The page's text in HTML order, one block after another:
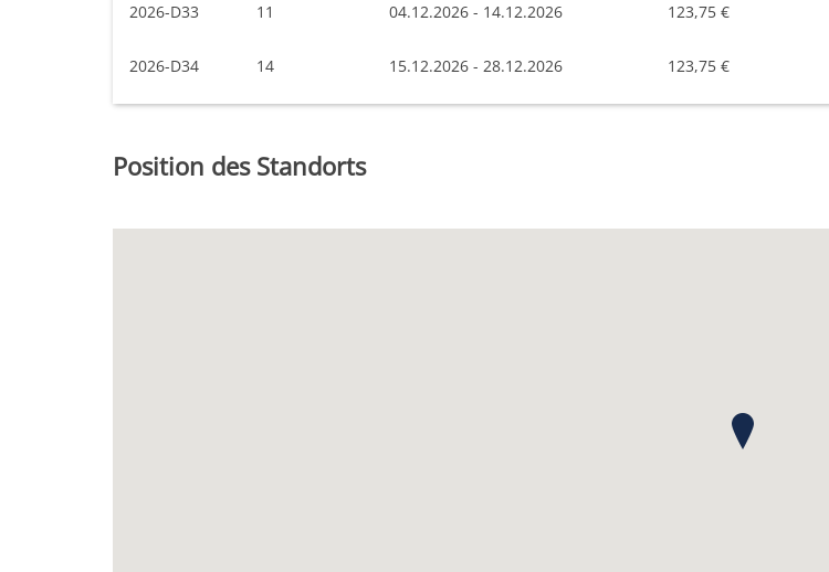
2026-D33 11 04.12.2026 - 14.12.2026 123,75 €
2026-D34 14 15.12.2026 - 28.12.2026 123,75 €
Position des Standorts